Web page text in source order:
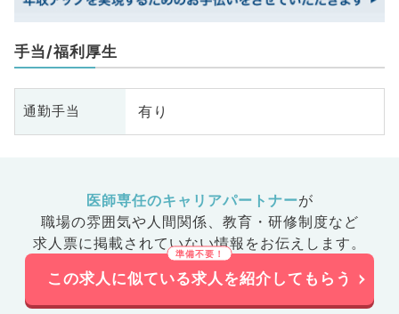
手当/福利厚生
通勤手当 有り
医師専任のキャリアパートナーが
職場の雰囲気や人間関係、 教育・研修制度など
求人票に掲載されていない情報をお伝えします。
この求人に似ている求人を紹介してもらう